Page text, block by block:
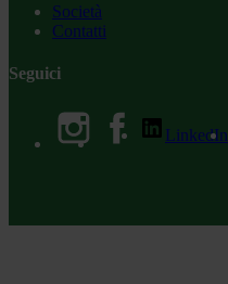
Società
Contatti
Seguici
LinkedIn